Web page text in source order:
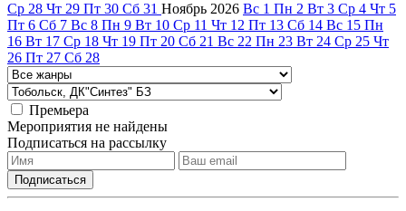
Ср 28 Чт 29 Пт 30 Сб 31 Ноябрь 2026 Вс 1 Пн 2 Вт 3 Ср 4 Чт 5
Пт 6 Сб 7 Вс 8 Пн 9 Вт 10 Ср 11 Чт 12 Пт 13 Сб 14 Вс 15 Пн
16 Вт 17 Ср 18 Чт 19 Пт 20 Сб 21 Вс 22 Пн 23 Вт 24 Ср 25 Чт
26 Пт 27 Сб 28
Премьера
Мероприятия не найдены
Подписаться на рассылку